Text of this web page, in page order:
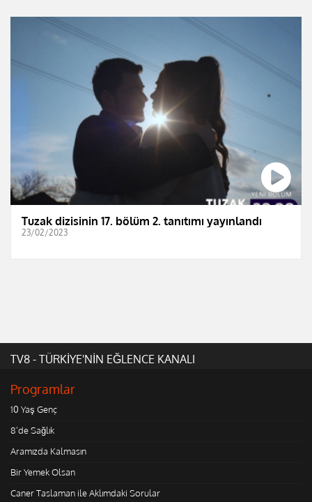
Tuzak dizisinin 17. bölüm 2. tanıtımı yayınlandı
23/02/2023
TV8 - TÜRKİYE'NİN EĞLENCE KANALI
Programlar
10 Yaş Genç
8'de Sağlık
Aramızda Kalmasın
Bir Yemek Olsan
Caner Taslaman ile Aklımdaki Sorular